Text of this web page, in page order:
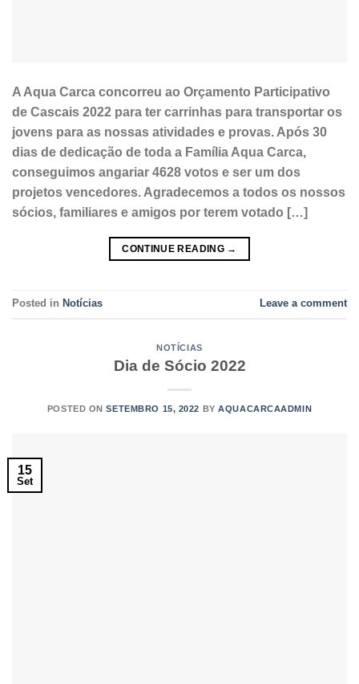
A Aqua Carca concorreu ao Orçamento Participativo
de Cascais 2022 para ter carrinhas para transportar os
jovens para as nossas atividades e provas. Após 30
dias de dedicação de toda a Família Aqua Carca,
conseguimos angariar 4628 votos e ser um dos
projetos vencedores. Agradecemos a todos os nossos
sócios, familiares e amigos por terem votado […]
CONTINUE READING →
Posted in Notícias Leave a comment
NOTÍCIAS
Dia de Sócio 2022
POSTED ONSETEMBRO 15, 2022 BYAQUACARCAADMIN
15
Set